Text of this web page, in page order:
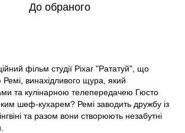
До обраного
фільм студії Pixar "Рататуй", що
Ремі, винахідливого щура, який
та кулінарною телепередачею Гюсто
шеф-кухарем? Ремі заводить дружбу із
та разом вони створюють незабутні